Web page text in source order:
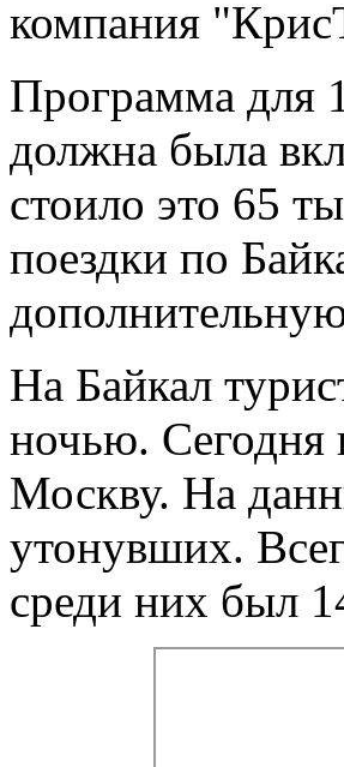
компания
Программа для
должна была
стоило это 65
поездки по
На Байкал
ночью. Сегодня
Москву. На
утонувших.
среди них был